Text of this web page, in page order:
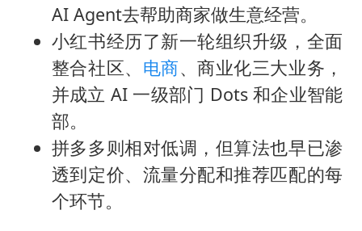
AI Agent去帮助商家做生意经营。
小红书经历了新一轮组织升级，全面
整合社区、 电商、商业化三大业务，
并成立 AI 一级部门 Dots 和企业智能
部。
拼多多则相对低调，但算法也早已渗
透到定价、流量分配和推荐匹配的每
个环节。